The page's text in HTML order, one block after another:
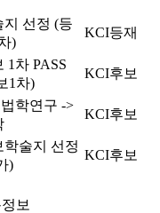
지 선정 (등
)
KCI등재
1차 PASS
1차)
KCI후보
학연구 ->
KCI후보
학술지 선정
)
KCI후보
보